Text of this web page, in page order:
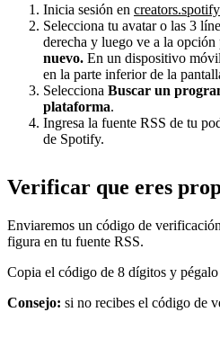
Inicia sesión en
Selecciona tu avatar o las 3
derecha y luego ve a la opción
nuevo. En un dispositivo
en la parte inferior de la
Selecciona Buscar un
plataforma.
Ingresa la fuente RSS de tu
de Spotify.
Verificar que eres
Enviaremos un código de
figura en tu fuente RSS.
Copia el código de 8 dígitos y
Consejo: si no recibes el código de